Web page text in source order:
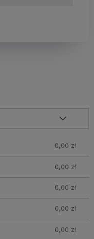
nie
dla przesyłek
0,00 zł
0,00 zł
0,00 zł
0,00 zł
0,00 zł